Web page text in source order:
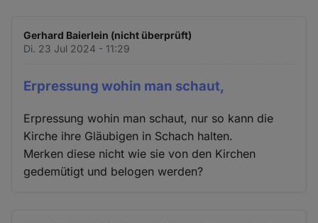
Gerhard Baierlein (nicht überprüft)
Di. 23 Jul 2024 - 11:29
Erpressung wohin man schaut,
Erpressung wohin man schaut, nur so kann die
Kirche ihre Gläubigen in Schach halten.
Merken diese nicht wie sie von den Kirchen
gedemütigt und belogen werden?